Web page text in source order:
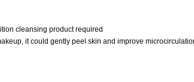
cleansing product required
it could gently peel skin and improve